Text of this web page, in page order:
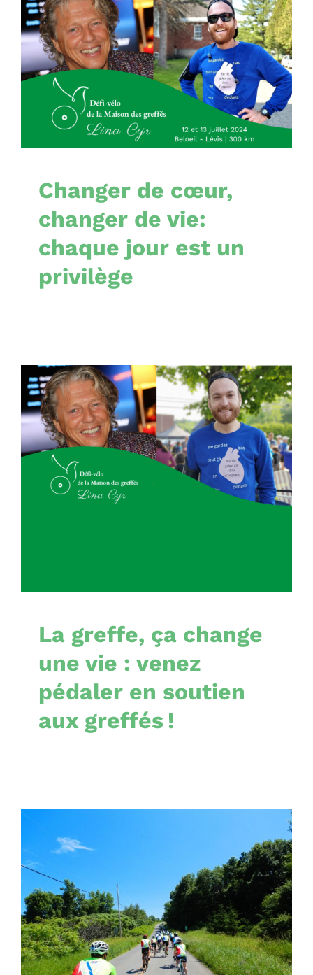
Changer de cœur,
changer de vie: chaque
jour est un privilège
Nouvelles
Changer de cœur,
changer de vie:
chaque jour est un
privilège
La greffe, ça change
une vie : venez pédaler
en soutien aux greffés !
La greffe, ça change
une vie : venez
pédaler en soutien
aux greffés !
Joignez-vous à la 18e
édition du Défi-vélo de
la Maison des greffés
Lina Cyr
Nouvelles